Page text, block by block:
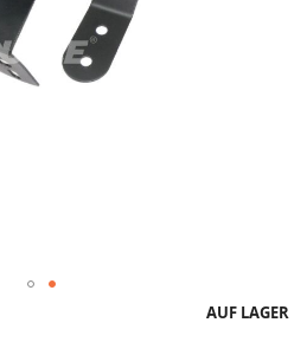
AUF LAGER